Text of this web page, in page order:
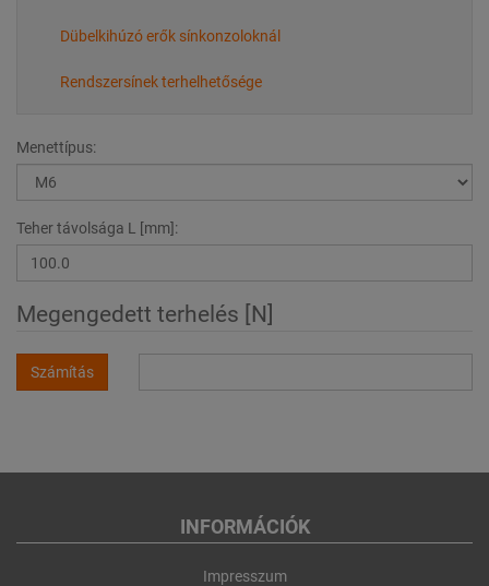
Dübelkihúzó erők sínkonzoloknál
Rendszersínek terhelhetősége
Menettípus:
Teher távolsága L [mm]:
Megengedett terhelés [N]
Számítás
INFORMÁCIÓK
Impresszum